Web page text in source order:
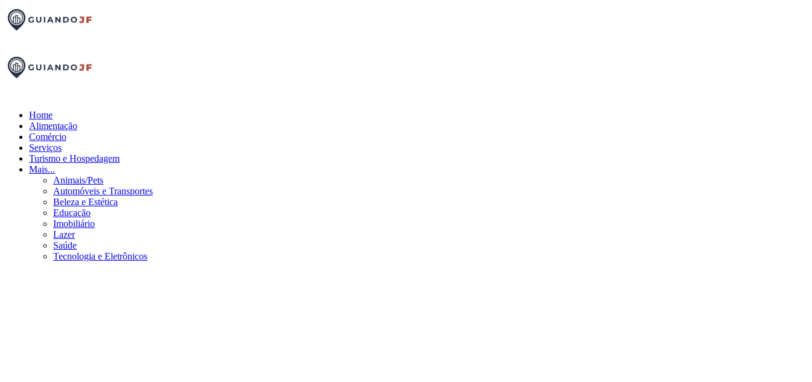
Home
Alimentação
Comércio
Serviços
Turismo e Hospedagem
Mais...
Animais/Pets
Automóveis e Transportes
Beleza e Estética
Educação
Imobiliário
Lazer
Saúde
Tecnologia e Eletrônicos